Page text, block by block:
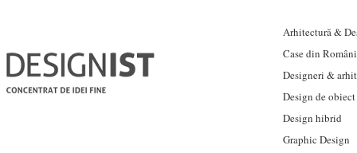
Arhitectură &
Case din
Designeri &
Design de obiect
Design hibrid
Graphic Design